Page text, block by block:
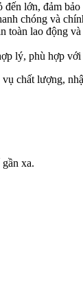
lớn, đảm bảo
chóng và
lao động
lý, phù hợp với
chất lượng,
xa.